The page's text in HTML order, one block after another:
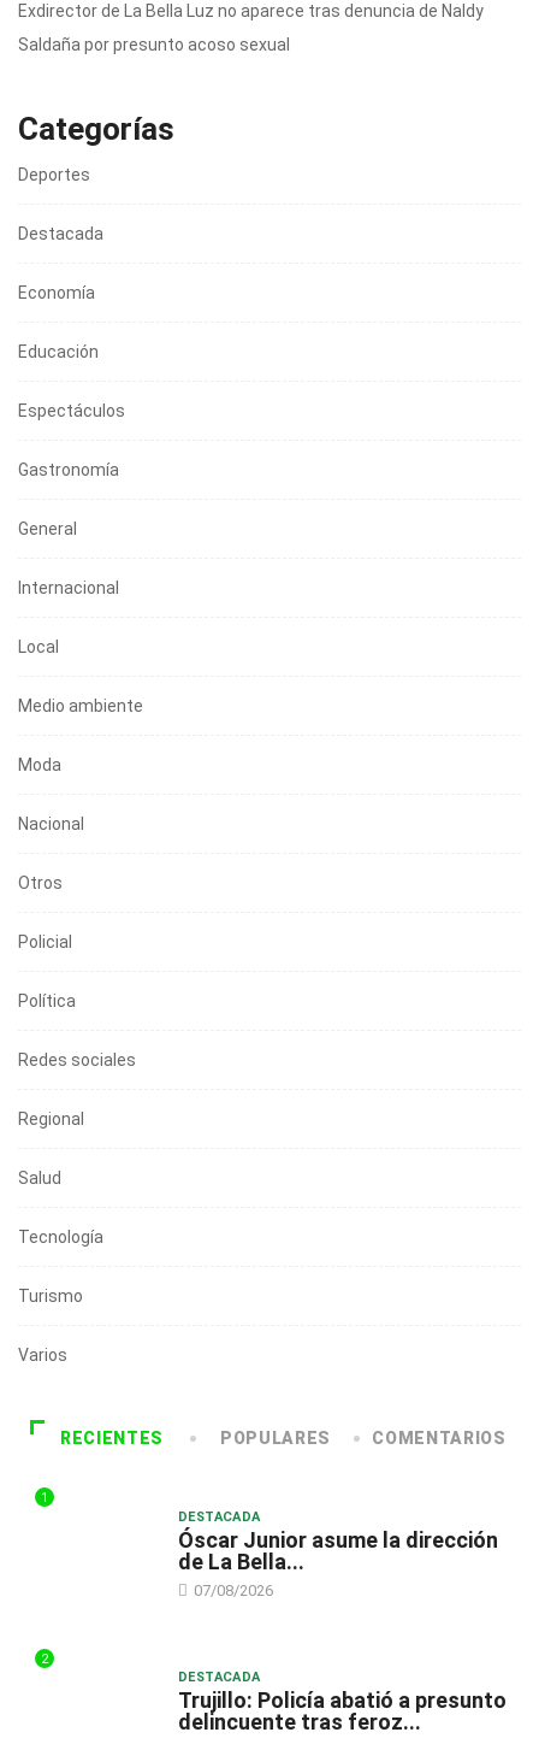
Exdirector de La Bella Luz no aparece tras denuncia de Naldy
Saldaña por presunto acoso sexual
Categorías
Deportes
Destacada
Economía
Educación
Espectáculos
Gastronomía
General
Internacional
Local
Medio ambiente
Moda
Nacional
Otros
Policial
Política
Redes sociales
Regional
Salud
Tecnología
Turismo
Varios
RECIENTES POPULARES COMENTARIOS
1
DESTACADA
Óscar Junior asume la dirección
de La Bella...
07/08/2026
2
DESTACADA
Trujillo: Policía abatió a presunto
delincuente tras feroz...